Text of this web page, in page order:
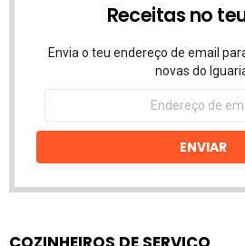
Receitas no
Envia o teu endereço de email
novas do
Endereço
email
ENVIAR